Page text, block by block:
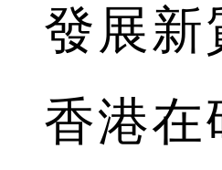
發展新
香港在